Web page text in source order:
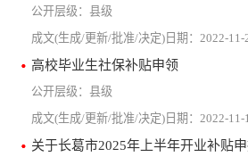
县级
2022-11-
高校毕业生社保补贴申领
县级
2022-11-
关于长葛市2025年上半年开业补贴